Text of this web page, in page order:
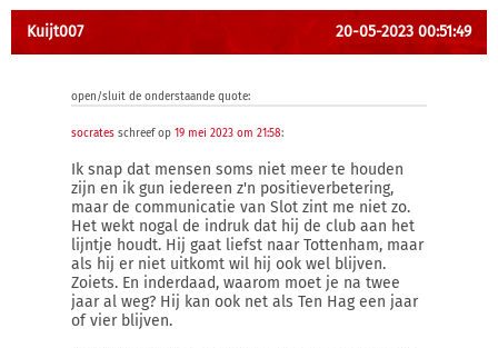
Kuijt007 20-05-2023 00:51:49
open/sluit de onderstaande quote:
socrates schreef op 19 mei 2023 om 21:58:
Ik snap dat mensen soms niet meer te houden
zijn en ik gun iedereen z'n positieverbetering,
maar de communicatie van Slot zint me niet zo.
Het wekt nogal de indruk dat hij de club aan het
lijntje houdt. Hij gaat liefst naar Tottenham, maar
als hij er niet uitkomt wil hij ook wel blijven.
Zoiets. En inderdaad, waarom moet je na twee
jaar al weg? Hij kan ook net als Ten Hag een jaar
of vier blijven.